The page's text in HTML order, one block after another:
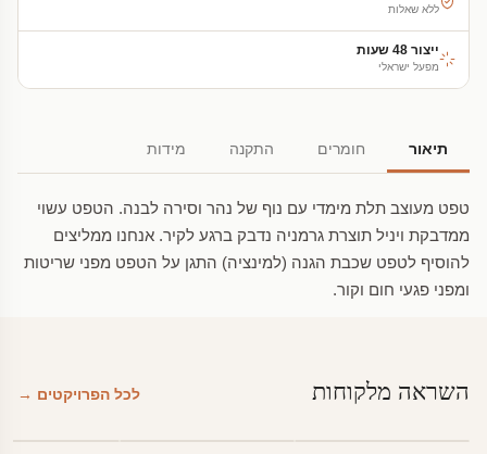
ללא שאלות
ייצור 48 שעות
מפעל ישראלי
תיאור חומרים התקנה מידות
טפט מעוצב תלת מימדי עם נוף של נהר וסירה לבנה. הטפט עשוי
ממדבקת ויניל תוצרת גרמניה נדבק ברגע לקיר. אנחנו ממליצים
להוסיף לטפט שכבת הגנה (למינציה) התגן על הטפט מפני שריטות
ומפני פגעי חום וקור.
השראה מלקוחות לכל הפרויקטים →